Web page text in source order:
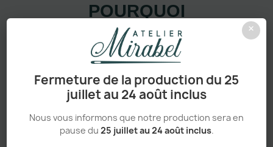
×
Fermeture de la production du 25
juillet au 24 août inclus
Nous vous informons que notre production sera en
pause du 25 juillet au 24 août inclus.
POURQUOI
CHOISIRCE
PRODUIT ?
Pensé pour durer, facile à personnaliser et adapté à
tous les usages, ce modèle réunit tout ce qui fait une
pièce vraiment incontournable.